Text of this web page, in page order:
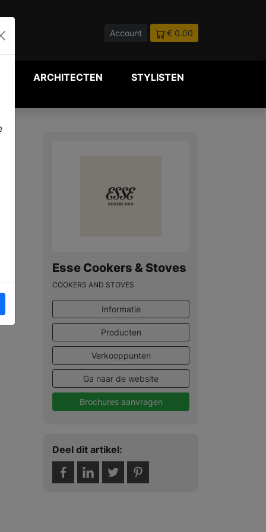
Account € 0.00
ARCHITECTEN STYLISTEN
Esse Cookers & Stoves
COOKERS AND STOVES
Informatie
Producten
Verkooppunten
Ga naar de website
Brochures aanvragen
Deel dit artikel: